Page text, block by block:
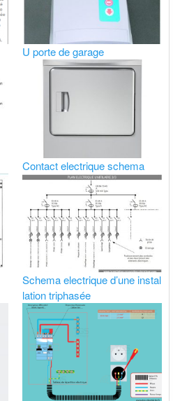
U porte de garage
Contact electrique schema
Schema electrique d’une instal
lation triphasée